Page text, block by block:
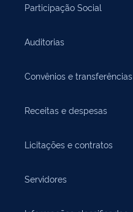
Participação Social
Auditorias
Convênios e transferências
Receitas e despesas
Licitações e contratos
Servidores